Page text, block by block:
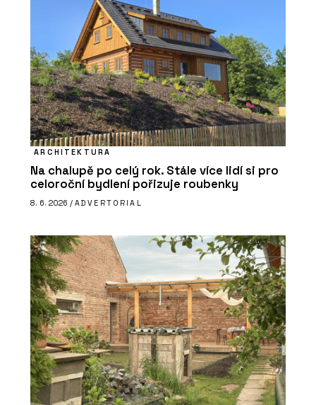
ARCHITEKTURA
Na chalupě po celý rok. Stále více lidí si pro
celoroční bydlení pořizuje roubenky
8. 6. 2026 / ADVERTORIAL